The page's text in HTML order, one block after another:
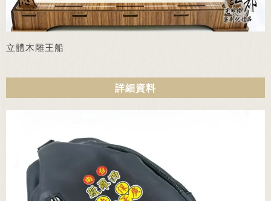
立體木雕王船
詳細資料